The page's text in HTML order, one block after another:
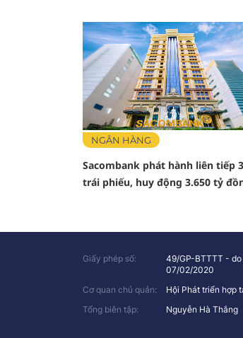
NGÂN HÀNG
Sacombank phát hành liên tiếp
trái phiếu, huy động 3.650 tỷ
Giấy phép số:
49/GP-BTTTT -
07/02/2020
Cơ quan chủ quản:
Hội Phát triển hợp
Tổng biên tập:
Nguyễn Hà Thắng